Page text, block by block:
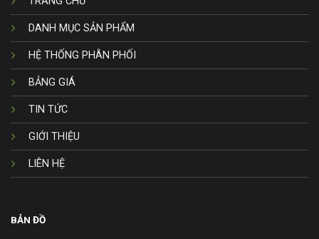
DANH MỤC SẢN PHẨM
HỆ THỐNG PHÂN PHỐI
BẢNG GIÁ
TIN TỨC
GIỚI THIỆU
LIÊN HỆ
BẢN ĐỒ